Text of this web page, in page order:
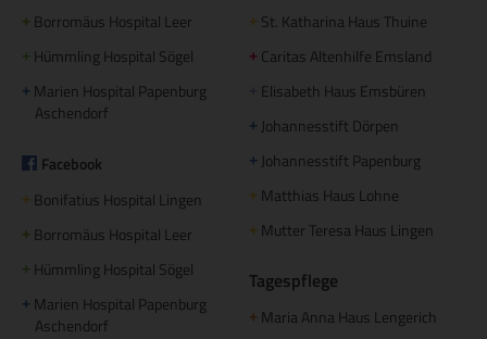
+ Borromäus Hospital Leer
+ Hümmling Hospital Sögel
+ Marien Hospital Papenburg
Aschendorf
Facebook
+ Bonifatius Hospital Lingen
+ Borromäus Hospital Leer
+ Hümmling Hospital Sögel
+ Marien Hospital Papenburg
Aschendorf
+ St. Katharina Haus Thuine
+ Caritas Altenhilfe Emsland
Elisabeth Haus Emsbüren
+ Johannesstift Dörpen
+ Johannesstift Papenburg
+ Matthias Haus Lohne
+ Mutter Teresa Haus Lingen
Tagespflege
+ Maria Anna Haus Lengerich